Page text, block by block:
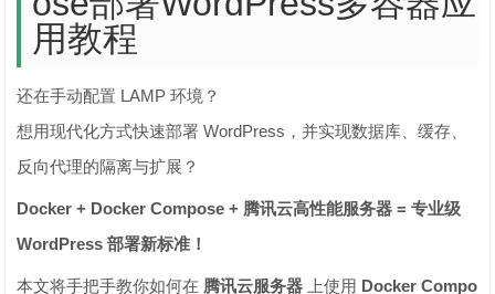
用教程
还在手动配置 LAMP 环境？
想用现代化方式快速部署 WordPress，并实现数据库、缓存、
反向代理的隔离与扩展？
Docker + Docker Compose + 腾讯云高性能服务器 = 专业级
WordPress 部署新标准！
本文将手把手教你如何在 腾讯云服务器 上使用 Docker Compo